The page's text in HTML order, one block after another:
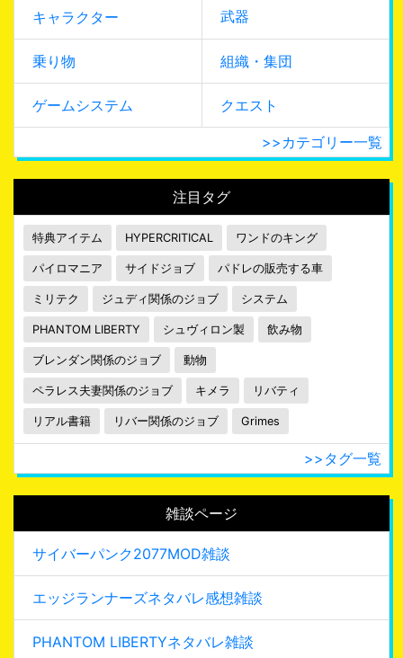
キャラクター 武器
乗り物 組織・集団
ゲームシステム クエスト
>>カテゴリー一覧
注目タグ
特典アイテム HYPERCRITICAL ワンドのキング
パイロマニア サイドジョブ パドレの販売する車
ミリテク ジュディ関係のジョブ システム
PHANTOM LIBERTY シュヴィロン製 飲み物
ブレンダン関係のジョブ 動物
ペラレス夫妻関係のジョブ キメラ リバティ
リアル書籍 リバー関係のジョブ Grimes
>>タグ一覧
雑談ページ
サイバーパンク2077MOD雑談
エッジランナーズネタバレ感想雑談
PHANTOM LIBERTYネタバレ雑談